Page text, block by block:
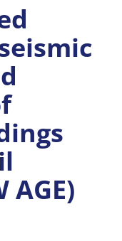
AGE)